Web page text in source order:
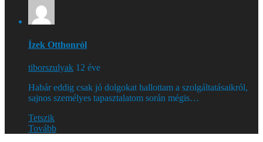
Ízek Otthonról
tiborszulyak 12 éve
Habár eddig csak jó dolgokat hallottam a szolgáltatásaikról,
sajnos személyes tapasztalatom során mégis…
Tetszik
Tovább